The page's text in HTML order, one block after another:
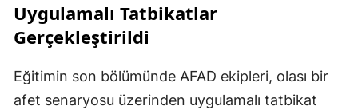
Uygulamalı Tatbikatlar
Gerçekleştirildi
Eğitimin son bölümünde AFAD ekipleri, olası bir
afet senaryosu üzerinden uygulamalı tatbikat